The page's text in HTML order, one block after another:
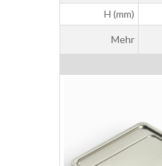
H (mm)
Mehr